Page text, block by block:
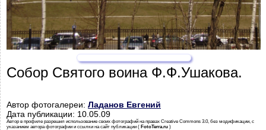
Собор Святого воина Ф.Ф.Ушакова.
Автор фотогалереи: Ладанов Евгений
Дата публикации: 10.05.09
Автор в профиле разрешил использование своих фотографий на правах Creative Commons 3.0, без модификации, с
указанием автора фотографии и ссылки на сайт публикации ( FotoTerra.ru )